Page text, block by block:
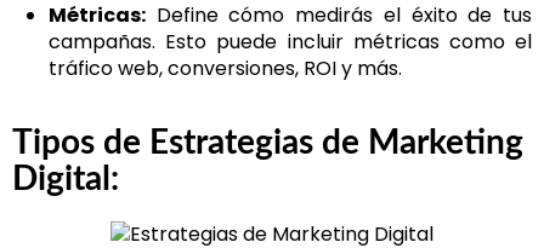
Métricas: Define cómo medirás el éxito de tus
campañas. Esto puede incluir métricas como el
tráfico web, conversiones, ROI y más.
Tipos de Estrategias de Marketing
Digital: